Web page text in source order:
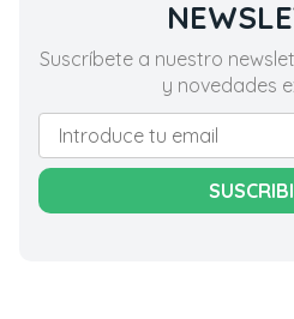
Suscríbete a nuestro
y novedades